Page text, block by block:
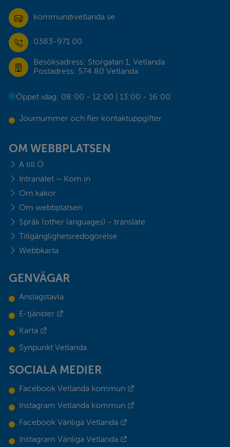
kommun@vetlanda.se
0383-971 00
Besöksadress: Storgatan 1, Vetlanda
Postadress: 574 80 Vetlanda
Öppet idag: 08:00 - 12:00 | 13:00 - 16:00
Journummer och fler kontaktuppgifter.
OM WEBBPLATSEN
A till Ö
Intranätet – Kom in
Om kakor
Om webbplatsen
Språk (other languages) - translate
Tillgänglighetsredogörelse
Webbkarta
GENVÄGAR
Anslagstavla
E-tjänster
Karta
Synpunkt Vetlanda
SOCIALA MEDIER
Facebook Vetlanda kommun
Instagram Vetlanda kommun
Facebook Vänliga Vetlanda
Instagram Vänliga Vetlanda